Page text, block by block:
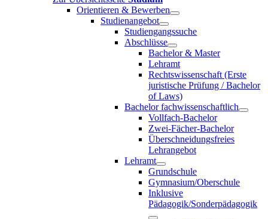
Orientieren & Bewerben
Studienangebot
Studiengangssuche
Abschlüsse
Bachelor & Master
Lehramt
Rechtswissenschaft (Erste
juristische Prüfung / Bachelor
of Laws)
Bachelor fachwissenschaftlich
Vollfach-Bachelor
Zwei-Fächer-Bachelor
Überschneidungsfreies
Lehrangebot
Lehramt
Grundschule
Gymnasium/Oberschule
Inklusive
Pädagogik/Sonderpädagogik